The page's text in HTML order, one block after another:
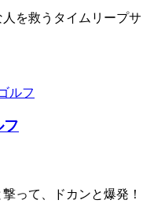
を救うタイムリープサ
って、ドカンと爆発！